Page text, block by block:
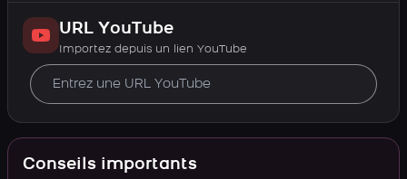
URL YouTube
Importez depuis un lien YouTube
Conseils importants